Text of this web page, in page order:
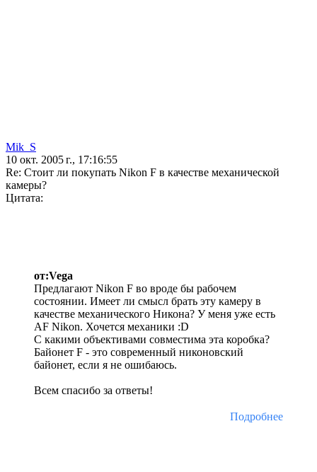
Mik_S
10 окт. 2005 г., 17:16:55
Re: Стоит ли покупать Nikon F в качестве механической
камеры?
Цитата:
от:Vega
Предлагают Nikon F во вроде бы рабочем
состоянии. Имеет ли смысл брать эту камеру в
качестве механического Никона? У меня уже есть
AF Nikon. Хочется механики :D
С какими объективами совместима эта коробка?
Байонет F - это современный никоновский
байонет, если я не ошибаюсь.
Всем спасибо за ответы!
Подробнее